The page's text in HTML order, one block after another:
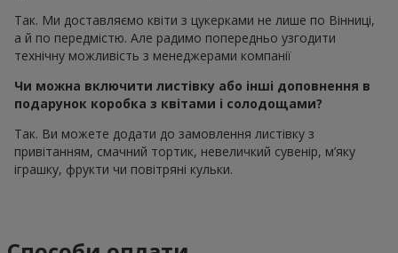
Так. Ми доставляємо квіти з цукерками не лише по Вінниці,
а й по передмістю. Але радимо попередньо узгодити
технічну можливість з менеджерами компанії
Чи можна включити листівку або інші доповнення в
подарунок коробка з квітами і солодощами?
Так. Ви можете додати до замовлення листівку з
привітанням, смачний тортик, невеличкий сувенір, м’яку
іграшку, фрукти чи повітряні кульки.